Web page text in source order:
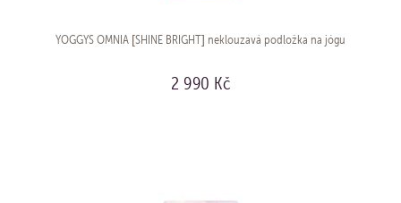
YOGGYS OMNIA [SHINE BRIGHT] neklouzavá podložka na jógu
2 990 Kč